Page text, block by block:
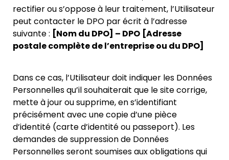
rectifier ou s’oppose à leur traitement, l’Utilisateur
peut contacter le DPO par écrit à l’adresse
suivante : [Nom du DPO] – DPO [Adresse
postale complète de l’entreprise ou du DPO]
Dans ce cas, l’Utilisateur doit indiquer les Données
Personnelles qu’il souhaiterait que le site corrige,
metteà jour ou supprime, en s’identifiant
précisément avec une copie d’une pièce
d’identité (carte d’identité ou passeport). Les
demandes de suppression de Données
Personnelles seront soumises aux obligations qui